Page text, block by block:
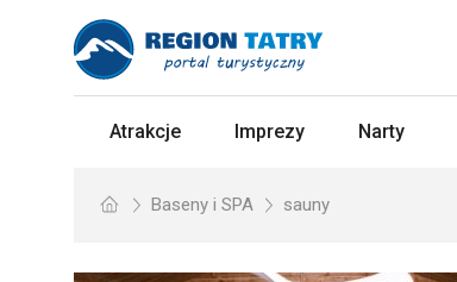
Atrakcje Imprezy Narty
Baseny i SPA sauny